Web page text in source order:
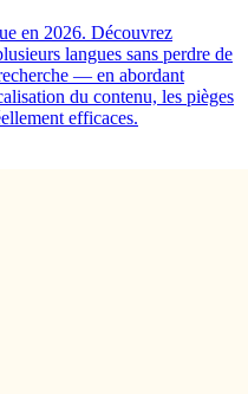
en 2026. Découvrez
langues sans perdre de
— en abordant
du contenu, les pièges
efficaces.